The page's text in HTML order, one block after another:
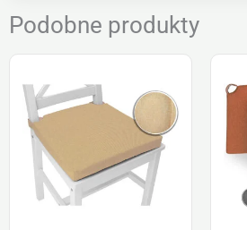
Podobne produkty